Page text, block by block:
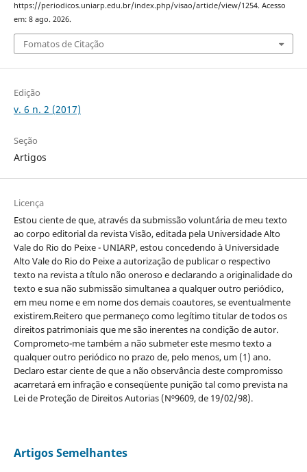
https://periodicos.uniarp.edu.br/index.php/visao/article/view/1254. Acesso
em: 8 ago. 2026.
Fomatos de Citação
Edição
v. 6 n. 2 (2017)
Seção
Artigos
Licença
Estou ciente de que, através da submissão voluntária de meu texto
ao corpo editorial da revista Visão, editada pela Universidade Alto
Vale do Rio do Peixe - UNIARP, estou concedendo à Universidade
Alto Vale do Rio do Peixe a autorização de publicar o respectivo
texto na revista a título não oneroso e declarando a originalidade do
texto e sua não submissão simultanea a qualquer outro periódico,
em meu nome e em nome dos demais coautores, se eventualmente
existirem.Reitero que permaneço como legítimo titular de todos os
direitos patrimoniais que me são inerentes na condição de autor.
Comprometo-me também a não submeter este mesmo texto a
qualquer outro periódico no prazo de, pelo menos, um (1) ano.
Declaro estar ciente de que a não observância deste compromisso
acarretará em infração e conseqüente punição tal como prevista na
Lei de Proteção de Direitos Autorias (Nº9609, de 19/02/98).
Artigos Semelhantes